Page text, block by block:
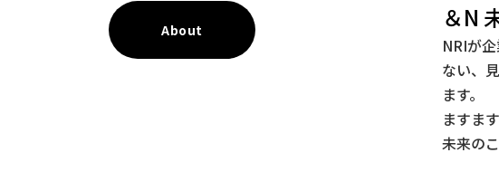
About ＆N
NRIが
ない、
ます。
ますま
未来の